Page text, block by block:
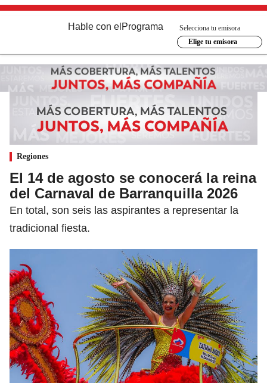
Hable con el Programa
Selecciona tu emisora
Elige tu emisora
Regiones
El 14 de agosto se conocerá la reina
del Carnaval de Barranquilla 2026
En total, son seis las aspirantes a representar la
tradicional fiesta.